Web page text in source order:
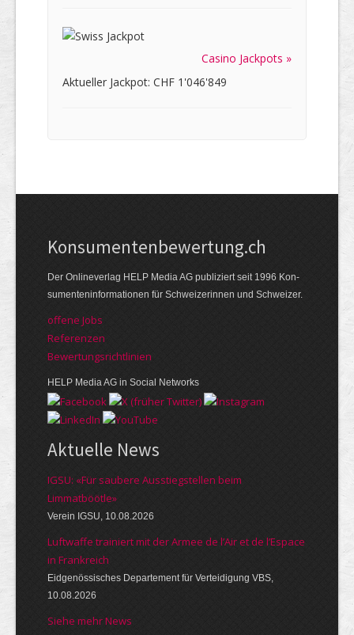
Casino Jackpots »
Aktueller Jackpot: CHF 1'046'849
Kon­su­menten­be­wer­tung.ch
Der Online­verlag HELP Media AG publi­ziert seit 1996 Kon­
su­menten­infor­mationen für Schwei­zerinnen und Schweizer.
offene Jobs
Referenzen
Bewer­tungs­richt­linien
HELP Media AG in Social Networks
Aktuelle News
IGSU: «Für saubere Ausstiegstellen beim
Limmatböötle»
Verein IGSU, 10.08.2026
Luftwaffe trainiert mit der Armee de l’Air et de l’Espace
in Frankreich
Eidgenössisches Departement für Verteidigung VBS,
10.08.2026
Siehe mehr News